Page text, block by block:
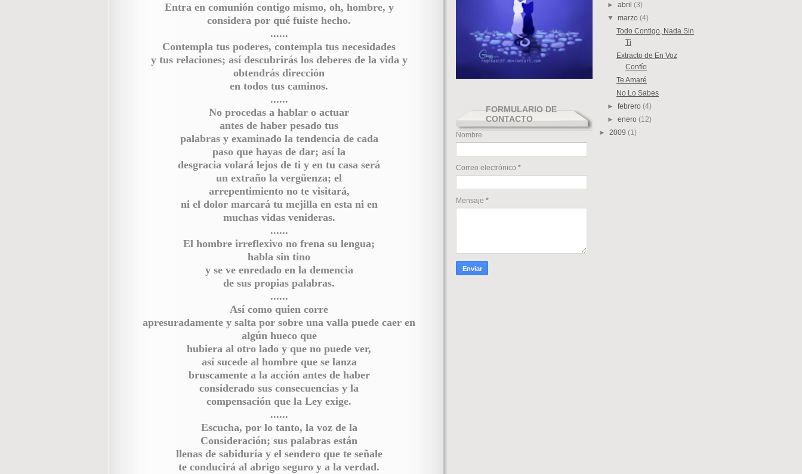
Entra en comunión contigo mismo, oh, hombre, y
considera por qué fuiste hecho.
......
Contempla tus poderes, contempla tus necesidades
y tus relaciones; así descubrirás los deberes de la vida y
obtendrás dirección
en todos tus caminos.
......
No procedas a hablar o actuar
antes de haber pesado tus
palabras y examinado la tendencia de cada
paso que hayas de dar; así la
desgracia volará lejos de ti y en tu casa será
un extraño la vergüenza; el
arrepentimiento no te visitará,
ni el dolor marcará tu mejilla en esta ni en
muchas vidas venideras.
......
El hombre irreflexivo no frena su lengua;
habla sin tino
y se ve enredado en la demencia
de sus propias palabras.
......
Así como quien corre
apresuradamente y salta por sobre una valla puede caer en
algún hueco que
hubiera al otro lado y que no puede ver,
así sucede al hombre que se lanza
bruscamente a la acción antes de haber
considerado sus consecuencias y la
compensación que la Ley exige.
......
Escucha, por lo tanto, la voz de la
Consideración; sus palabras están
llenas de sabiduría y el sendero que te señale
te conducirá al abrigo seguro y a la verdad.
FORMULARIO DE
CONTACTO
Nombre
Correo electrónico *
Mensaje *
►abril(3)
▼marzo(4)
Todo Contigo, Nada Sin
Ti
Extracto de En Voz
Confío
Te Amaré
No Lo Sabes
►febrero(4)
►enero(12)
► 2009 (1)